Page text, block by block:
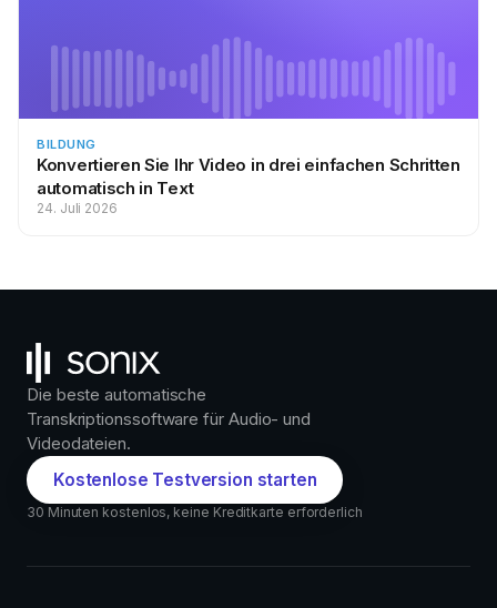
BILDUNG
Konvertieren Sie Ihr Video in drei einfachen Schritten
automatisch in Text
24. Juli 2026
Die beste automatische
Transkriptionssoftware für Audio- und
Videodateien.
Kostenlose Testversion starten
30 Minuten kostenlos, keine Kreditkarte erforderlich